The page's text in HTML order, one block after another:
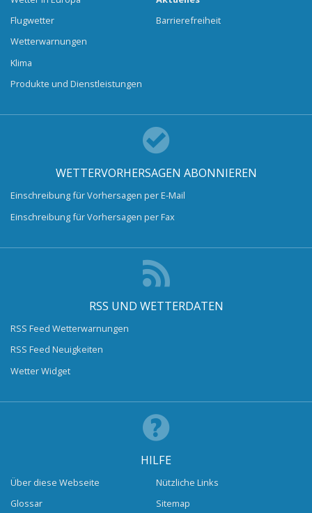
Flugwetter
Wetterwarnungen
Klima
Produkte und Dienstleistungen
Barrierefreiheit
WETTERVORHERSAGEN ABONNIEREN
Einschreibung für Vorhersagen per E-Mail
Einschreibung für Vorhersagen per Fax
RSS UND WETTERDATEN
RSS Feed Wetterwarnungen
RSS Feed Neuigkeiten
Wetter Widget
HILFE
Über diese Webseite
Glossar
Nützliche Links
Sitemap